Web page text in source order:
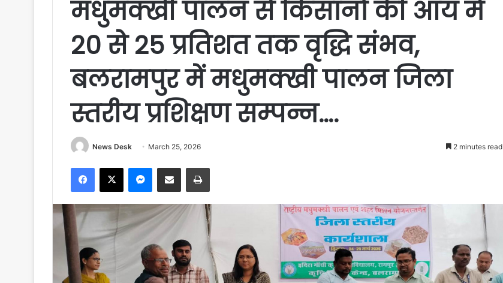
मधुमक्खी पालन से किसानों की आय में
20 से 25 प्रतिशत तक वृद्धि संभव,
बलरामपुर में मधुमक्खी पालन जिला
स्तरीय प्रशिक्षण सम्पन्न….
News Desk March 25, 2026 2 minutes read
Facebook
X Messenger
Share via Email Print